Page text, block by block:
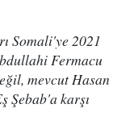
Somali'ye 2021
Fermacu
mevcut Hasan
Şebab'a karşı